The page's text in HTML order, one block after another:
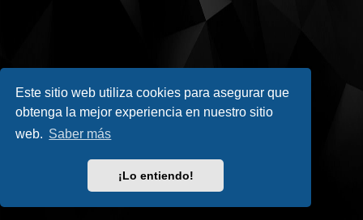
Este sitio web utiliza cookies para asegurar que
obtenga la mejor experiencia en nuestro sitio
web. Saber más
¡Lo entiendo!